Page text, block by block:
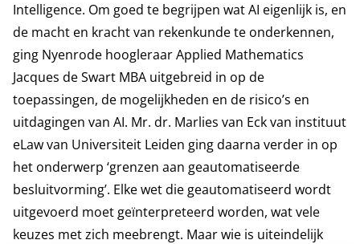
Intelligence. Om goed te begrijpen wat AI eigenlijk is, en
de macht en kracht van rekenkunde te onderkennen,
ging Nyenrode hoogleraar Applied Mathematics
Jacques de Swart MBA uitgebreid in op de
toepassingen, de mogelijkheden en de risico’s en
uitdagingen van AI. Mr. dr. Marlies van Eck van instituut
eLaw van Universiteit Leiden ging daarna verder in op
het onderwerp ‘grenzen aan geautomatiseerde
besluitvorming’. Elke wet die geautomatiseerd wordt
uitgevoerd moet geïnterpreteerd worden, wat vele
keuzes met zich meebrengt. Maar wie is uiteindelijk